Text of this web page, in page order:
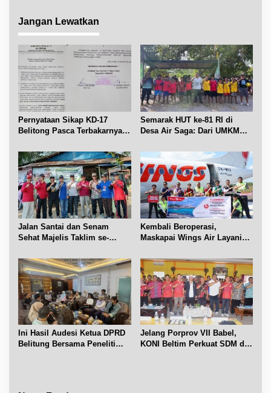
s
i
p
s
Jangan Lewatkan
Pernyataan Sikap KD-17
Belitong Pasca Terbakarnya
Semarak HUT ke-81 RI di
Desa Air Saga: Dari UMKM
Jalan Santai dan Senam
Sehat Majelis Taklim se-
Kembali Beroperasi,
Maskapai Wings Air Layani
Ini Hasil Audesi Ketua DPRD
Belitung Bersama Peneliti
Jelang Porprov VII Babel,
KONI Beltim Perkuat SDM di